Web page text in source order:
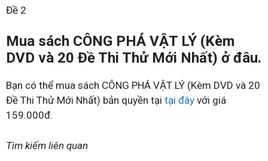
Đề 2
Mua sách CÔNG PHÁ VẬT LÝ (Kèm
DVD và 20 Đề Thi Thử Mới Nhất) ở đâu.
Bạn có thể mua sách CÔNG PHÁ VẬT LÝ (Kèm DVD và 20
Đề Thi Thử Mới Nhất) bản quyền tại tại đây với giá
159.000đ.
Tìm kiếm liên quan